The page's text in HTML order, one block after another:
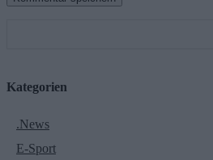
Kategorien
.News
E-Sport